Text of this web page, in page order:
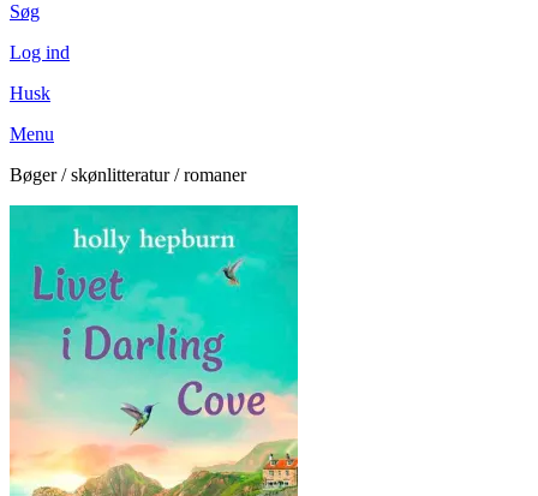
Søg
Log ind
Husk
Menu
Bøger / skønlitteratur / romaner